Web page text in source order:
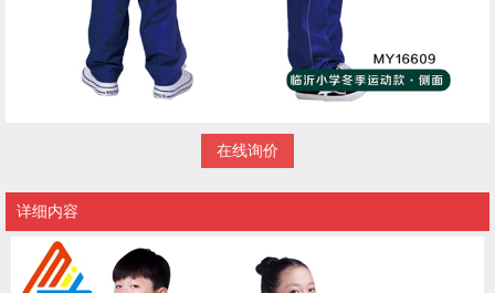
在线询价
详细内容